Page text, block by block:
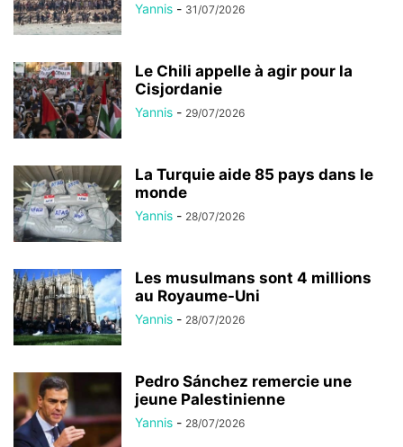
Yannis - 31/07/2026
Le Chili appelle à agir pour la
Cisjordanie
Yannis - 29/07/2026
La Turquie aide 85 pays dans le
monde
Yannis - 28/07/2026
Les musulmans sont 4 millions
au Royaume-Uni
Yannis - 28/07/2026
Pedro Sánchez remercie une
jeune Palestinienne
Yannis - 28/07/2026